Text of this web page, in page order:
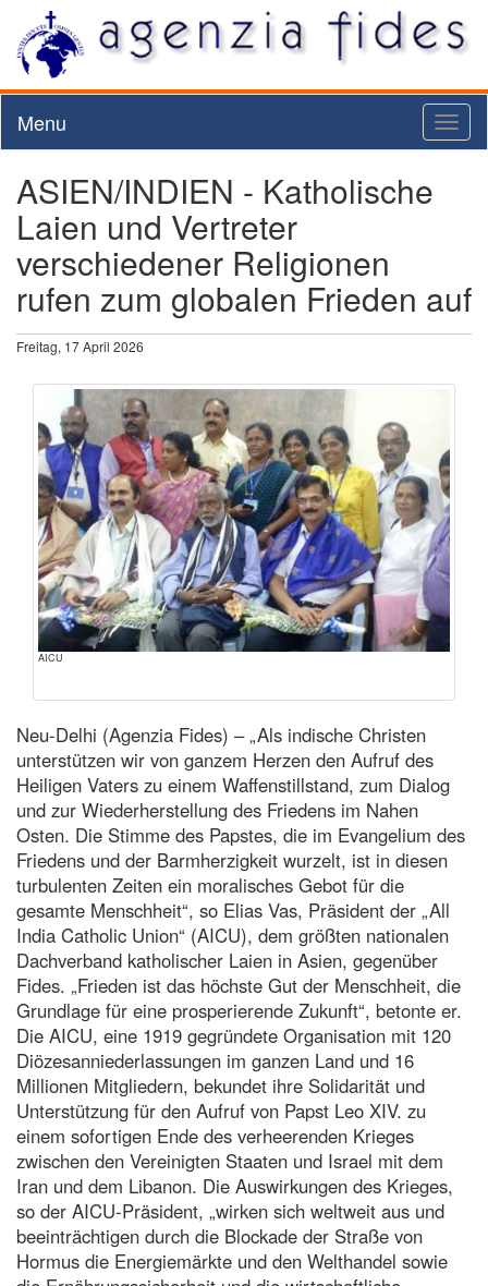
Menu
ASIEN/INDIEN - Katholische
Laien und Vertreter
verschiedener Religionen
rufen zum globalen Frieden auf
Freitag, 17 April 2026
AICU
Neu-Delhi (Agenzia Fides) – „Als indische Christen
unterstützen wir von ganzem Herzen den Aufruf des
Heiligen Vaters zu einem Waffenstillstand, zum Dialog
und zur Wiederherstellung des Friedens im Nahen
Osten. Die Stimme des Papstes, die im Evangelium des
Friedens und der Barmherzigkeit wurzelt, ist in diesen
turbulenten Zeiten ein moralisches Gebot für die
gesamte Menschheit“, so Elias Vas, Präsident der „All
India Catholic Union“ (AICU), dem größten nationalen
Dachverband katholischer Laien in Asien, gegenüber
Fides. „Frieden ist das höchste Gut der Menschheit, die
Grundlage für eine prosperierende Zukunft“, betonte er.
Die AICU, eine 1919 gegründete Organisation mit 120
Diözesanniederlassungen im ganzen Land und 16
Millionen Mitgliedern, bekundet ihre Solidarität und
Unterstützung für den Aufruf von Papst Leo XIV. zu
einem sofortigen Ende des verheerenden Krieges
zwischen den Vereinigten Staaten und Israel mit dem
Iran und dem Libanon. Die Auswirkungen des Krieges,
so der AICU-Präsident, „wirken sich weltweit aus und
beeinträchtigen durch die Blockade der Straße von
Hormus die Energiemärkte und den Welthandel sowie